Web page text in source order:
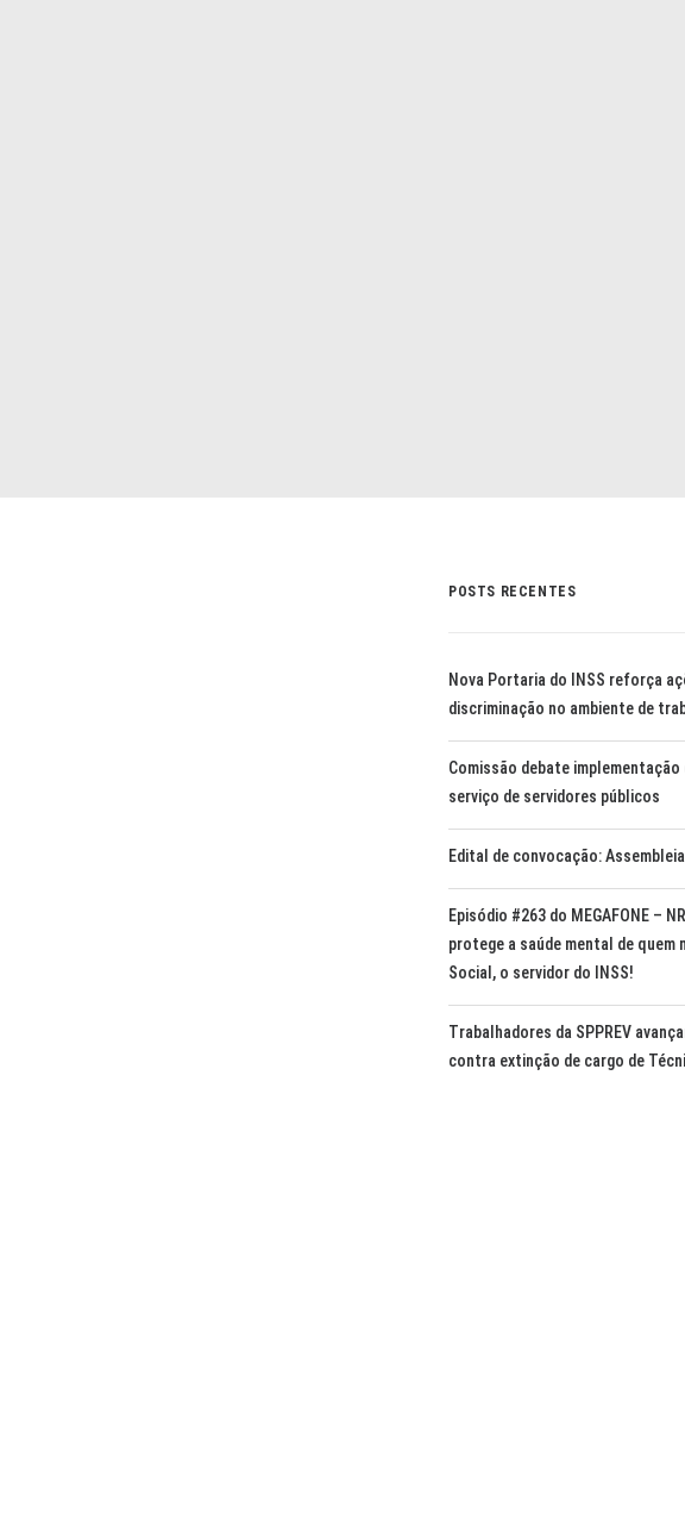
POSTS RECENTES
Nova Portaria do INSS reforça
discriminação no ambiente de
Comissão debate
serviço de servidores públicos
Edital de convocação:
Episódio #263 do MEGAFONE –
protege a saúde mental de quem
Social, o servidor do INSS!
Trabalhadores da SPPREV
contra extinção de cargo de